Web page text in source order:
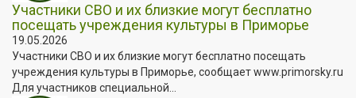
Участники СВО и их близкие могут бесплатно
посещать учреждения культуры в Приморье
19.05.2026
Участники СВО и их близкие могут бесплатно посещать
учреждения культуры в Приморье, сообщает www.primorsky.ru
Для участников специальной...